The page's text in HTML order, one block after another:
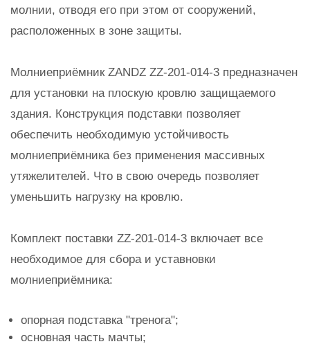
молнии, отводя его при этом от сооружений,
расположенных в зоне защиты.
Молниеприёмник ZANDZ ZZ-201-014-3 предназначен
для установки на плоскую кровлю защищаемого
здания. Конструкция подставки позволяет
обеспечить необходимую устойчивость
молниеприёмника без применения массивных
утяжелителей. Что в свою очередь позволяет
уменьшить нагрузку на кровлю.
Комплект поставки ZZ-201-014-3 включает все
необходимое для сбора и уставновки
молниеприёмника:
опорная подставка "тренога";
основная часть мачты;